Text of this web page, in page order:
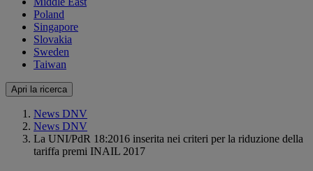
Poland
Singapore
Slovakia
Sweden
Taiwan
Apri la ricerca
News DNV
News DNV
La UNI/PdR 18:2016 inserita nei criteri per la riduzione della
tariffa premi INAIL 2017